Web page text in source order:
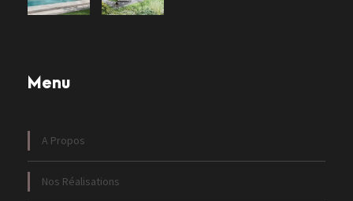
Menu
A Propos
Nos Réalisations